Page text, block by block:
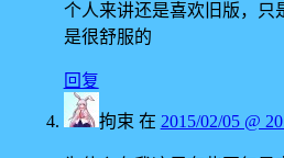
个人来讲还是喜欢旧版，只
是很舒服的
回复
拘束 在 2015/02/05 @